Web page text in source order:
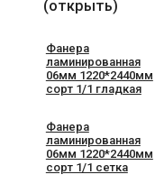
(открыть)
Фанера
ламинированная
06мм 1220*2440мм
сорт 1/1 гладкая
Фанера
ламинированная
06мм 1220*2440мм
сорт 1/1 сетка